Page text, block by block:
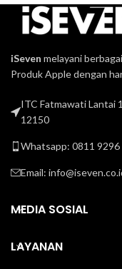
iSeven melayani
Produk Apple dengan
ITC Fatmawati Lantai
12150
Whatsapp: 0811 9296
Email:
MEDIA SOSIAL
LAYANAN